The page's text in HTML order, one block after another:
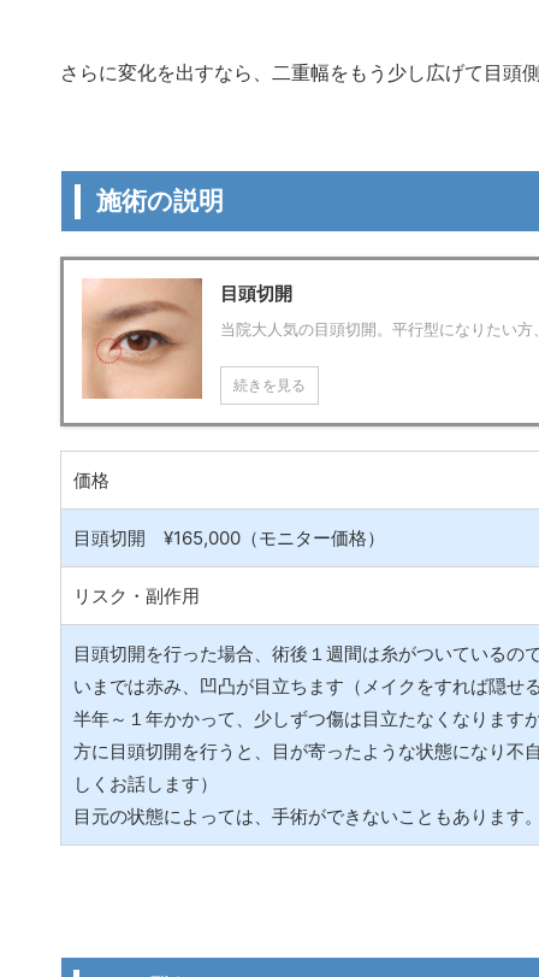
さらに変化を出すなら、二重幅をもう少し広げて目頭
施術の説明
目頭切開
当院大人気の目頭切開。平行型になりたい
続きを見る
価格
目頭切開 ¥165,000（モニター価格）
リスク・副作用
目頭切開を行った場合、術後１週間は糸がついている
いまでは赤み、凹凸が目立ちます（メイクをすれば隠せ
半年～１年かかって、少しずつ傷は目立たなくなりま
方に目頭切開を行うと、目が寄ったような状態になり
しくお話します）
目元の状態によっては、手術ができないこともあります